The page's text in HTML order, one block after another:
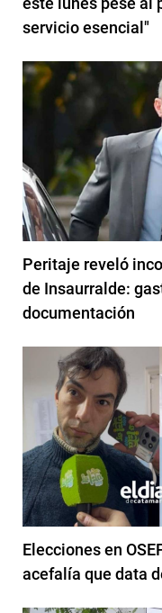
servicio esencial"
Peritaje reveló
de Insaurralde:
documentación
Elecciones en
acefalía que data